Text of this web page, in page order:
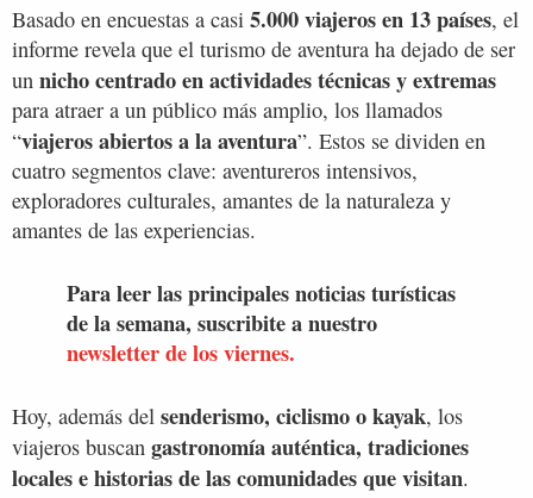
Basado en encuestas a casi 5.000 viajeros en 13 países, el
informe revela que el turismo de aventura ha dejado de ser
un nicho centrado en actividades técnicas y extremas
para atraer a un público más amplio, los llamados
“viajeros abiertos a la aventura”. Estos se dividen en
cuatro segmentos clave: aventureros intensivos,
exploradores culturales, amantes de la naturaleza y
amantes de las experiencias.
Para leer las principales noticias turísticas
de la semana, suscribite a nuestro
newsletter de los viernes.
Hoy, además del senderismo, ciclismo o kayak, los
viajeros buscan gastronomía auténtica, tradiciones
locales e historias de las comunidades que visitan.